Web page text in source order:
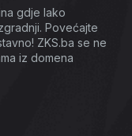
gdje lako
Povećajte
ZKS.ba se ne
iz domena